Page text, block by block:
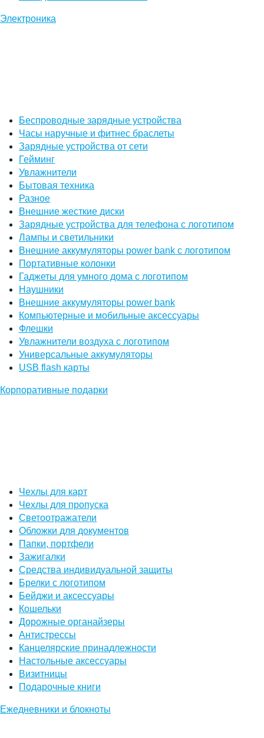
Электроника
Беспроводные зарядные устройства
Часы наручные и фитнес браслеты
Зарядные устройства от сети
Гейминг
Увлажнители
Бытовая техника
Разное
Внешние жесткие диски
Зарядные устройства для телефона с логотипом
Лампы и светильники
Внешние аккумуляторы power bank с логотипом
Портативные колонки
Гаджеты для умного дома с логотипом
Наушники
Внешние аккумуляторы power bank
Компьютерные и мобильные аксессуары
Флешки
Увлажнители воздуха с логотипом
Универсальные аккумуляторы
USB flash карты
Корпоративные подарки
Чехлы для карт
Чехлы для пропуска
Светоотражатели
Обложки для документов
Папки, портфели
Зажигалки
Средства индивидуальной защиты
Брелки с логотипом
Бейджи и аксессуары
Кошельки
Дорожные органайзеры
Антистрессы
Канцелярские принадлежности
Настольные аксессуары
Визитницы
Подарочные книги
Ежедневники и блокноты